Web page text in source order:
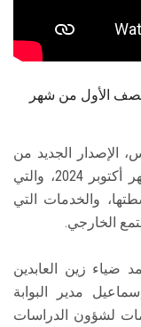
الأول من شهر
الإصدار الجديد من
النشرة الإخبارية عن النصف الأول من شهر أكتوبر 2024، والتي
والخدمات التي
الخارجي.
ضياء زين العابدين
مدير البوابة
لشؤون الدراسات